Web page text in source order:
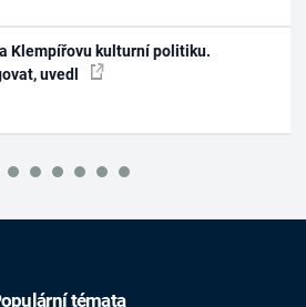
Klempířovu kulturní politiku.
uvedl
témata